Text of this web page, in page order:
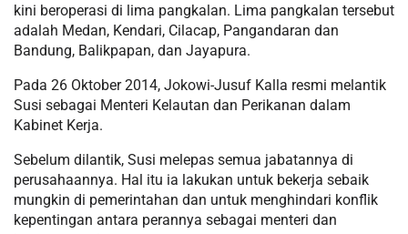
kini beroperasi di lima pangkalan. Lima pangkalan tersebut
adalah Medan, Kendari, Cilacap, Pangandaran dan
Bandung, Balikpapan, dan Jayapura.
Pada 26 Oktober 2014, Jokowi-Jusuf Kalla resmi melantik
Susi sebagai Menteri Kelautan dan Perikanan dalam
Kabinet Kerja.
Sebelum dilantik, Susi melepas semua jabatannya di
perusahaannya. Hal itu ia lakukan untuk bekerja sebaik
mungkin di pemerintahan dan untuk menghindari konflik
kepentingan antara perannya sebagai menteri dan